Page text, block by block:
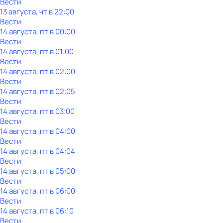
13 августа, чт в 22:00
Вести
14 августа, пт в 00:00
Вести
14 августа, пт в 01:00
Вести
14 августа, пт в 02:00
Вести
14 августа, пт в 02:05
Вести
14 августа, пт в 03:00
Вести
14 августа, пт в 04:00
Вести
14 августа, пт в 04:04
Вести
14 августа, пт в 05:00
Вести
14 августа, пт в 06:00
Вести
14 августа, пт в 06:10
Вести